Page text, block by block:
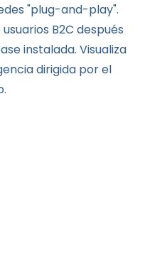
"plug-and-play".
B2C después
instalada. Visualiza
dirigida por el